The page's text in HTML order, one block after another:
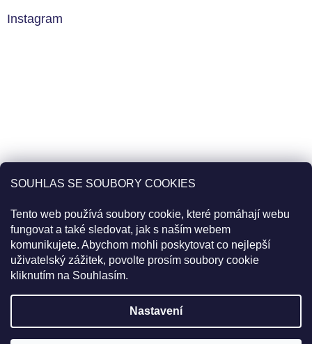
SOUHLAS SE SOUBORY COOKIES
Tento web používá soubory cookie, které pomáhají webu
fungovat a také sledovat, jak s naším webem
komunikujete. Abychom mohli poskytovat co nejlepší
uživatelský zážitek, povolte prosím soubory cookie
kliknutím na Souhlasím.
Nastavení
Pro slevu 22% použijte v košíku kód
Instagram
Sledovat na Instagramu
Vytvořil Shoptet